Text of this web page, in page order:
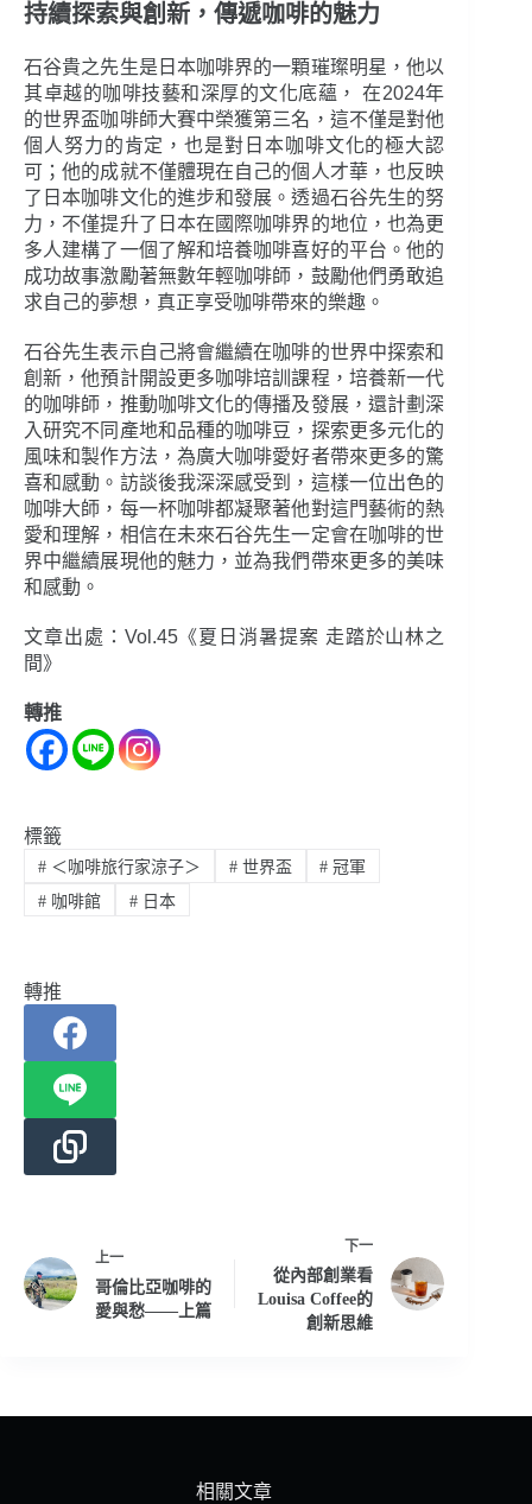
持續探索與創新，傳遞咖啡的魅力
石谷貴之先生是日本咖啡界的一顆璀璨明星，他以
其卓越的咖啡技藝和深厚的文化底蘊， 在2024年
的世界盃咖啡師大賽中榮獲第三名，這不僅是對他
個人努力的肯定，也是對日本咖啡文化的極大認
可；他的成就不僅體現在自己的個人才華，也反映
了日本咖啡文化的進步和發展。透過石谷先生的努
力，不僅提升了日本在國際咖啡界的地位，也為更
多人建構了一個了解和培養咖啡喜好的平台。他的
成功故事激勵著無數年輕咖啡師，鼓勵他們勇敢追
求自己的夢想，真正享受咖啡帶來的樂趣。
石谷先生表示自己將會繼續在咖啡的世界中探索和
創新，他預計開設更多咖啡培訓課程，培養新一代
的咖啡師，推動咖啡文化的傳播及發展，還計劃深
入研究不同產地和品種的咖啡豆，探索更多元化的
風味和製作方法，為廣大咖啡愛好者帶來更多的驚
喜和感動。訪談後我深深感受到，這樣一位出色的
咖啡大師，每一杯咖啡都凝聚著他對這門藝術的熱
愛和理解，相信在未來石谷先生一定會在咖啡的世
界中繼續展現他的魅力，並為我們帶來更多的美味
和感動。
文章出處：Vol.45《夏日消暑提案 走踏於山林之
間》
轉推
標籤
#＜咖啡旅行家涼子＞ #世界盃 # 冠軍
#咖啡館 #日本
轉推
上一
哥倫比亞咖啡的
愛與愁——上篇
下一
從內部創業看
Louisa Coffee的
創新思維
相關文章